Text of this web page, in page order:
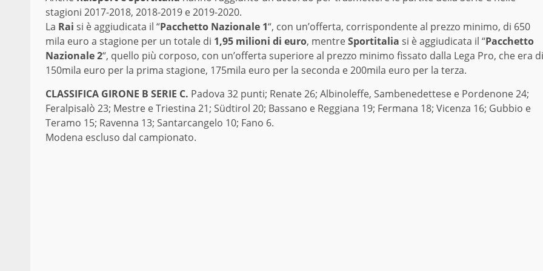
stagioni 2017-2018, 2018-2019 e 2019-2020.
La Rai si è aggiudicata il “Pacchetto Nazionale 1“, con un’offerta, corrispondente al prezzo minimo, di 650
mila euro a stagione per un totale di 1,95 milioni di euro, mentreSportitalia si è aggiudicata il “Pacchetto
Nazionale 2“, quello più corposo, con un’offerta superiore al prezzo minimo fissato dalla Lega Pro, che era di
150mila euro per la prima stagione, 175mila euro per la seconda e 200mila euro per la terza.
CLASSIFICA GIRONE B SERIE C. Padova 32 punti; Renate 26; Albinoleffe, Sambenedettese e Pordenone 24;
Feralpisalò 23; Mestre e Triestina 21; Südtirol 20; Bassano e Reggiana 19; Fermana 18; Vicenza 16; Gubbio e
Teramo 15; Ravenna 13; Santarcangelo 10; Fano 6.
Modena escluso dal campionato.